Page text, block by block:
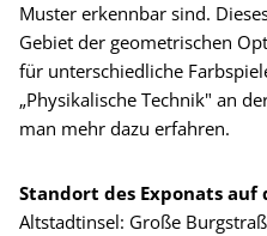
Muster erkennbar sind.
Gebiet der geometrischen
für unterschiedliche
„Physikalische Technik" an
man mehr dazu erfahren.
Standort des Exponats auf
Altstadtinsel: Große